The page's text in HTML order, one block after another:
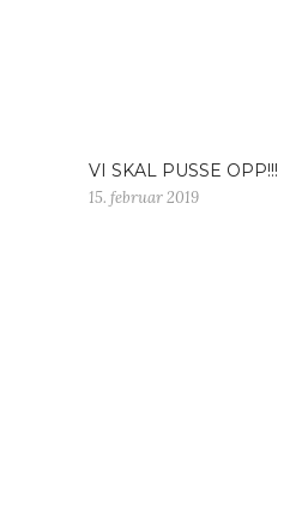
VI SKAL PUSSE OPP!!!
15. februar 2019